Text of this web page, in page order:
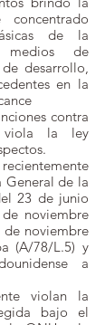
de la
medios de
desarrollo,
en la
viola la ley
General de la
23 de junio
noviembre
de noviembre
(A/78/L.5) y
a
violan la
bajo el